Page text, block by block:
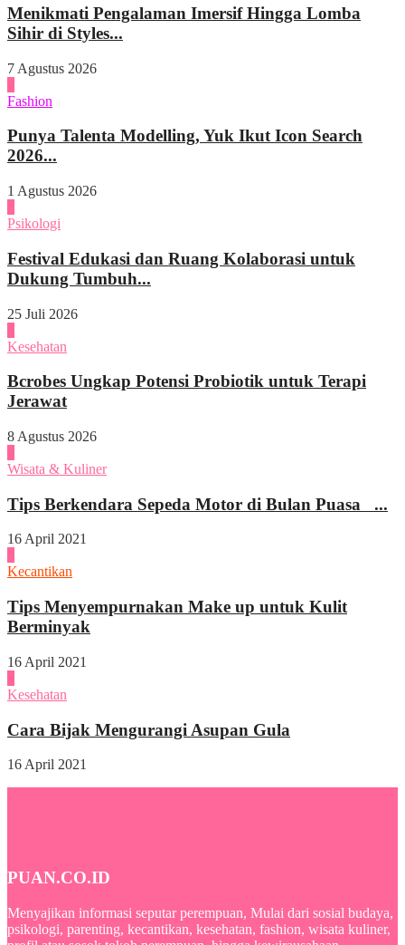
Menikmati Pengalaman Imersif Hingga Lomba
Sihir di Styles...
7 Agustus 2026
Fashion
Punya Talenta Modelling, Yuk Ikut Icon Search
2026...
1 Agustus 2026
Psikologi
Festival Edukasi dan Ruang Kolaborasi untuk
Dukung Tumbuh...
25 Juli 2026
Kesehatan
Bcrobes Ungkap Potensi Probiotik untuk Terapi
Jerawat
8 Agustus 2026
Wisata & Kuliner
Tips Berkendara Sepeda Motor di Bulan Puasa ...
16 April 2021
Kecantikan
Tips Menyempurnakan Make up untuk Kulit
Berminyak
16 April 2021
Kesehatan
Cara Bijak Mengurangi Asupan Gula
16 April 2021
PUAN.CO.ID
Menyajikan informasi seputar perempuan, Mulai dari sosial budaya,
psikologi, parenting, kecantikan, kesehatan, fashion, wisata kuliner,